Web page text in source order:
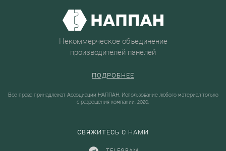
Некоммерческое объединение
производителей панелей
ПОДРОБНЕЕ
Все права принадлежат Ассоциации НАППАН. Использование любого материал только
с разрешения компании. 2020.
СВЯЖИТЕСЬ С НАМИ